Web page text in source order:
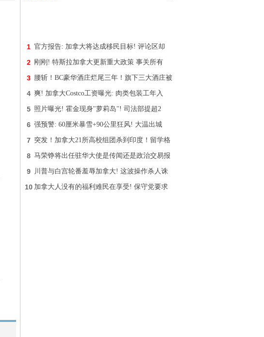
1 官方报告: 加拿大将达成移民目标! 评论区却
2 刚刚! 特斯拉加拿大更新重大政策 事关所有
3 腰斩！BC豪华酒庄烂尾三年！旗下三大酒庄被
4 爽! 加拿大Costco工资曝光: 肉类包装工年入
5 照片曝光! 霍金现身"萝莉岛"! 司法部提超2
6 强预警: 60厘米暴雪+90公里狂风! 大温出城
7 突发！加拿大21所高校组团杀到印度！留学格
8 马荣铮将出任驻华大使是传闻还是政治交易报
9 川普与白宫轮番羞辱加拿大! 这波操作杀人诛
10 加拿大人没有的福利难民在享受! 保守党要求